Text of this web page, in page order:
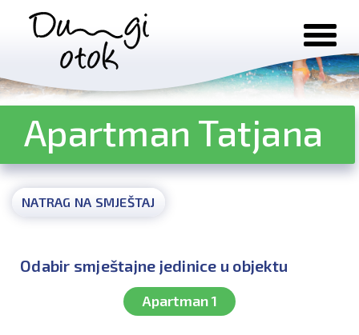
Preskoči na sadržaj
Apartman Tatjana
NATRAG NA SMJEŠTAJ
Odabir smještajne jedinice u objektu
Apartman 1